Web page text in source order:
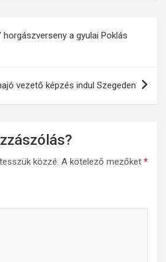
horgászverseny a gyulai Poklás
vezető képzés indul Szegeden
közzé. A kötelező mezőket *